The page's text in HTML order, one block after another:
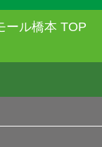
ール橋本 TOP